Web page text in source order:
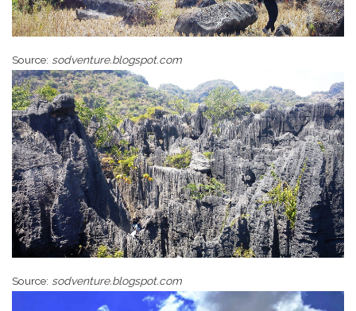
Source: sodventure.blogspot.com
Source: sodventure.blogspot.com